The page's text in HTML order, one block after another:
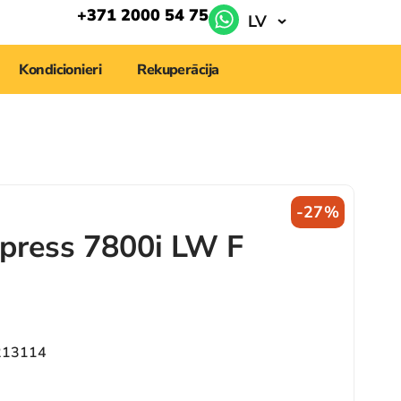
+371 2000 54 75 LV
Kondicionieri Rekuperācija
-27%
7800i LW F